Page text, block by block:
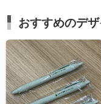
おすすめのデ